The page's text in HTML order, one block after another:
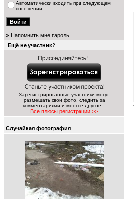
Автоматически входить при следующем
посещении
» Напомнить мне пароль
Ещё не участник?
Зарегистрированные участники могут
размещать свои фото, следить за
комментариями и многое другое...
Все плюсы регистрации >>
Случайная фотография